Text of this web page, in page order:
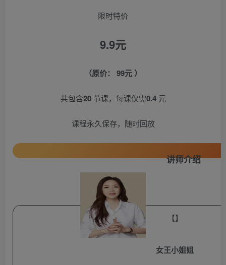
限时特价
9.9元
（原价： 99元 ）
共包含20节课，每课仅需0.4元
课程永久保存，随时回放
讲师介绍
【】
女王小姐姐